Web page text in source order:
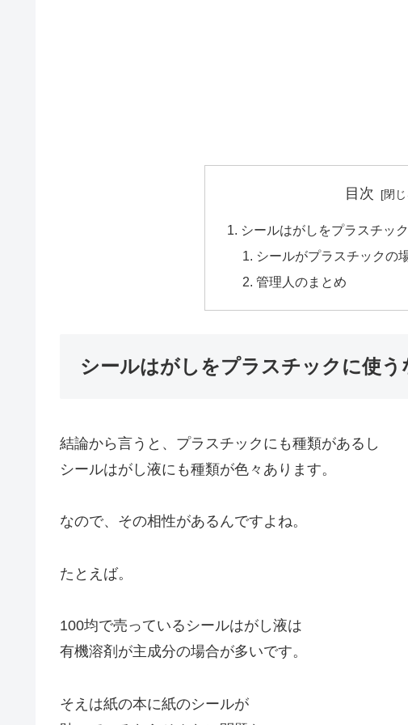
目次
シールはがしをプラスチッ
シールがプラスチックの
管理人のまとめ
シールはがしをプラスチックに使う
結論から言うと、プラスチックにも種類があるし
シールはがし液にも種類が色々あります。
なので、その相性があるんですよね。
たとえば。
100均で売っているシールはがし液は
有機溶剤が主成分の場合が多いです。
そえは紙の本に紙のシールが